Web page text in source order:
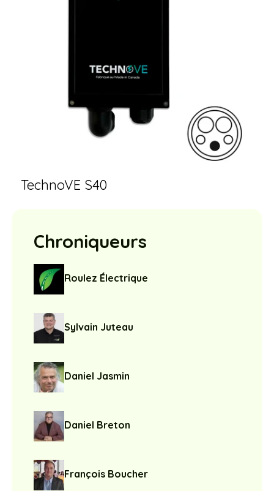
TechnoVE S40
Chroniqueurs
Roulez Électrique
Sylvain Juteau
Daniel Jasmin
Daniel Breton
François Boucher